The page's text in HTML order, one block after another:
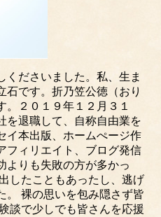
くださいました。私、生ま
石です。折乃笠公徳（おり
２０１９年１２月３１
を退職して、自称自由業を
イ本出版、ホームぺージ作
フィリエイト、ブログ発信
よりも失敗の方が多かっ
したこともあったし、逃げ
。 裸の思いを包み隠さず皆
談で少しでも皆さんを応援